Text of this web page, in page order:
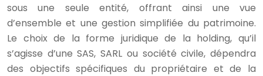
sous une seule entité, offrant ainsi une vue
d’ensemble et une gestion simplifiée du patrimoine.
Le choix de la forme juridique de la holding, qu’il
s’agisse d’une SAS, SARL ou société civile, dépendra
des objectifs spécifiques du propriétaire et de la